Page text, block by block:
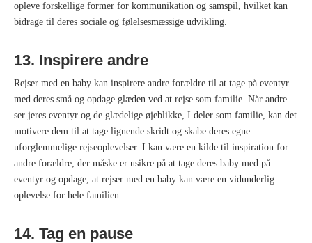
opleve forskellige former for kommunikation og samspil, hvilket kan
bidrage til deres sociale og følelsesmæssige udvikling.
13. Inspirere andre
Rejser med en baby kan inspirere andre forældre til at tage på eventyr
med deres små og opdage glæden ved at rejse som familie. Når andre
ser jeres eventyr og de glædelige øjeblikke, I deler som familie, kan det
motivere dem til at tage lignende skridt og skabe deres egne
uforglemmelige rejseoplevelser. I kan være en kilde til inspiration for
andre forældre, der måske er usikre på at tage deres baby med på
eventyr og opdage, at rejser med en baby kan være en vidunderlig
oplevelse for hele familien.
14. Tag en pause